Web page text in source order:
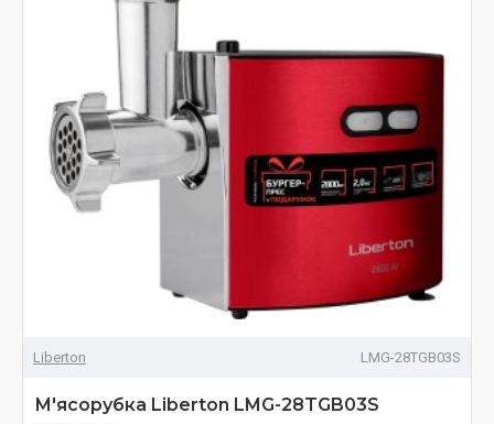
Liberton LMG-28TGB03S
М'ясорубка Liberton LMG-28TGB03S